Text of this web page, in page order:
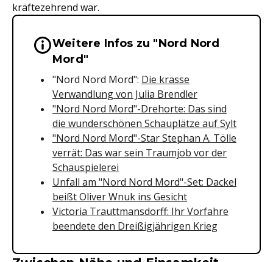
kräftezehrend war.
Wichtige Hinweise &
Weitere Infos zu "Nord Nord
Mord"
"Nord Nord Mord": Die krasse
Verwandlung von Julia Brendler
"Nord Nord Mord"-Drehorte: Das sind
die wunderschönen Schauplätze auf Sylt
"Nord Nord Mord"-Star Stephan A. Tölle
verrät: Das war sein Traumjob vor der
Schauspielerei
Unfall am "Nord Nord Mord"-Set: Dackel
beißt Oliver Wnuk ins Gesicht
Victoria Trauttmansdorff: Ihr Vorfahre
beendete den Dreißigjährigen Krieg